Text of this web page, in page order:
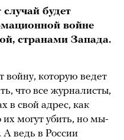
будет
войне
странами Запада.
войну, которую ведет
что все журналисты,
в свой адрес, как
могут убить, но мы-
А ведь в России